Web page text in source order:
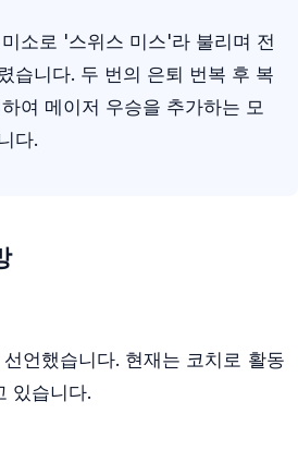
소로 '스위스 미스'라 불리며 전
습니다. 두 번의 은퇴 번복 후 복
여 메이저 우승을 추가하는 모
다.
언했습니다. 현재는 코치로 활동
있습니다.